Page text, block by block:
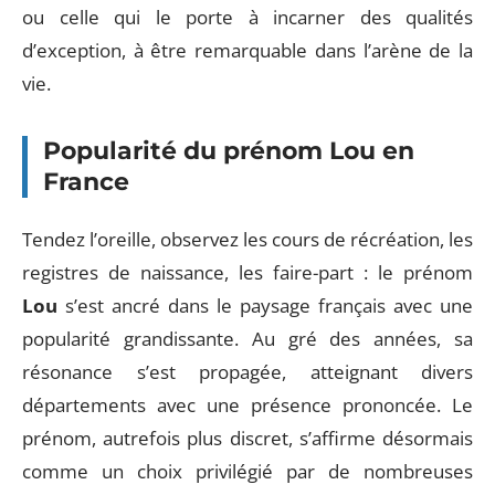
ou celle qui le porte à incarner des qualités
d’exception, à être remarquable dans l’arène de la
vie.
Popularité du prénom Lou en
France
Tendez l’oreille, observez les cours de récréation, les
registres de naissance, les faire-part : le prénom
Lou s’est ancré dans le paysage français avec une
popularité grandissante. Au gré des années, sa
résonance s’est propagée, atteignant divers
départements avec une présence prononcée. Le
prénom, autrefois plus discret, s’affirme désormais
comme un choix privilégié par de nombreuses